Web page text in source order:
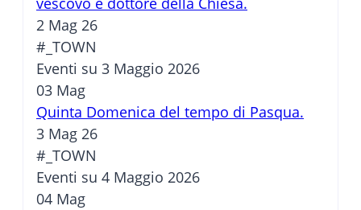
2 Mag 26
#_TOWN
Eventi su 3 Maggio 2026
03 Mag
Quinta Domenica del tempo di Pasqua.
3 Mag 26
#_TOWN
Eventi su 4 Maggio 2026
04 Mag